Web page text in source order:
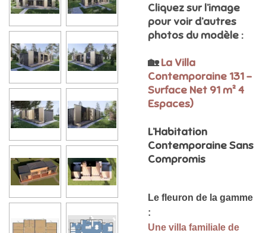
Cliquez sur l’image
pour voir d’autres
photos du modèle :
🏡La Villa
Contemporaine 131 –
Surface Net 91 m² 4
Espaces)
L’Habitation
Contemporaine Sans
Compromis
Le fleuron de la gamme
:
Une villa familiale de